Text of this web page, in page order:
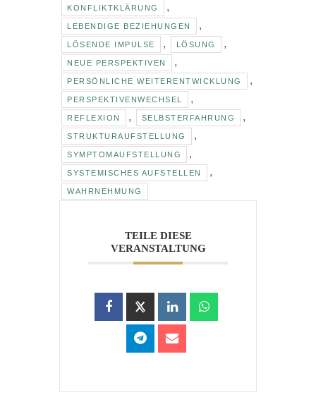
FAMILIENSTELLUNG ,
KONFLIKTKLÄRUNG ,
LEBENDIGE BEZIEHUNGEN ,
LÖSENDE IMPULSE , LÖSUNG
NEUE PERSPEKTIVEN ,
PERSÖNLICHE WEITERENTWICKLUNG
PERSPEKTIVENWECHSEL ,
REFLEXION , SELBSTERFAHRUNG
STRUKTURAUFSTELLUNG
SYMPTOMAUFSTELLUNG ,
SYSTEMISCHES AUFSTELLEN